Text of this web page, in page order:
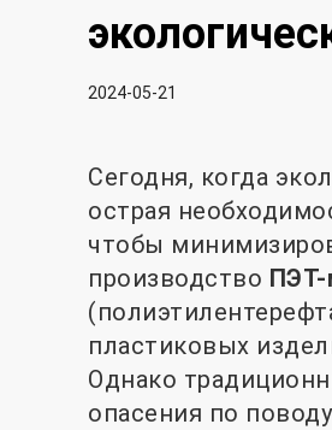
2024-05-21
Сегодня, когда
острая
чтобы
производство ПЭТ-
пластиковых
Однако
опасения по